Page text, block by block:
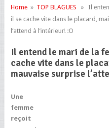
Home» TOP BLAGUES » Il
il se cache vite dans le placard,
l’attend à l’intérieur! :O
Il entend le mari de la
cache vite dans le
mauvaise surprise
Une
femme
reçoit